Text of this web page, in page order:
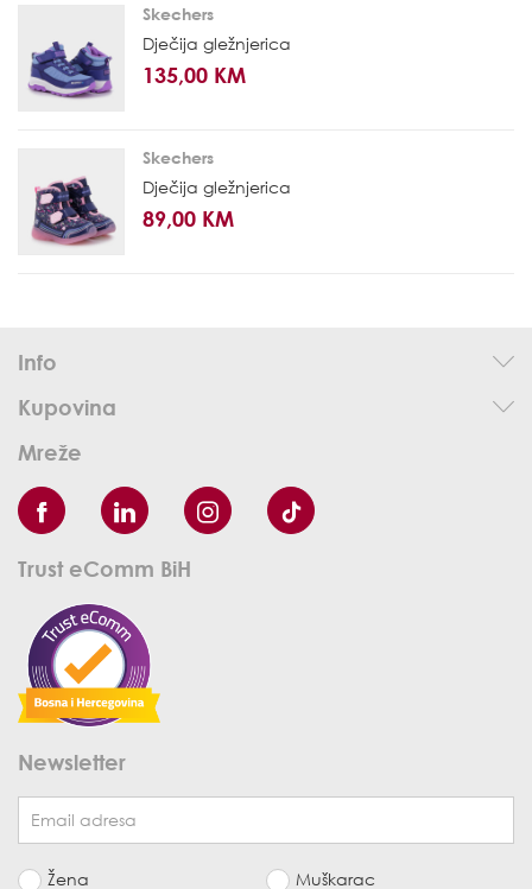
Skechers
Dječija gležnjerica
135,00 KM
Skechers
Dječija gležnjerica
89,00 KM
Info
Kupovina
Mreže
Trust eComm BiH
Newsletter
Žena Muškarac